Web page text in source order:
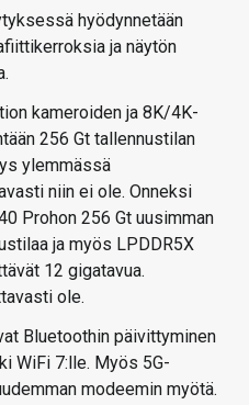
hyödynnetään
ja näytön
kameroiden ja 8K/4K-
256 Gt tallennustilan
ylemmässä
niin ei ole. Onneksi
Prohon 256 Gt uusimman
ja myös LPDDR5X
12 gigatavua.
ole.
Bluetoothin päivittyminen
WiFi 7:lle. Myös 5G-
modeemin myötä.